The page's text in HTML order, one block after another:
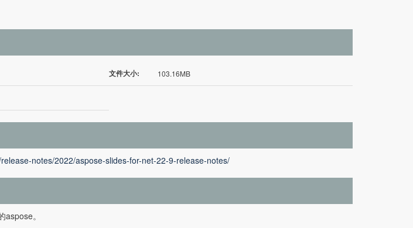
文件大小: 103.16MB
notes/2022/aspose-slides-for-net-22-9-release-notes/
。